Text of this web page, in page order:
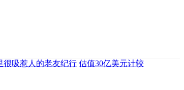
很吸惹人的老友纪行 估值30亿美元计较